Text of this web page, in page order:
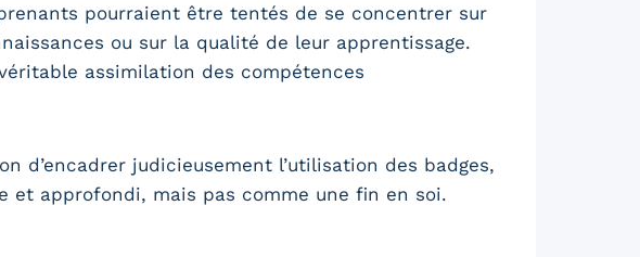
pourraient être tentés de se concentrer sur
ou sur la qualité de leur apprentissage.
assimilation des compétences
d’encadrer judicieusement l’utilisation des badges,
et approfondi, mais pas comme une fin en soi.